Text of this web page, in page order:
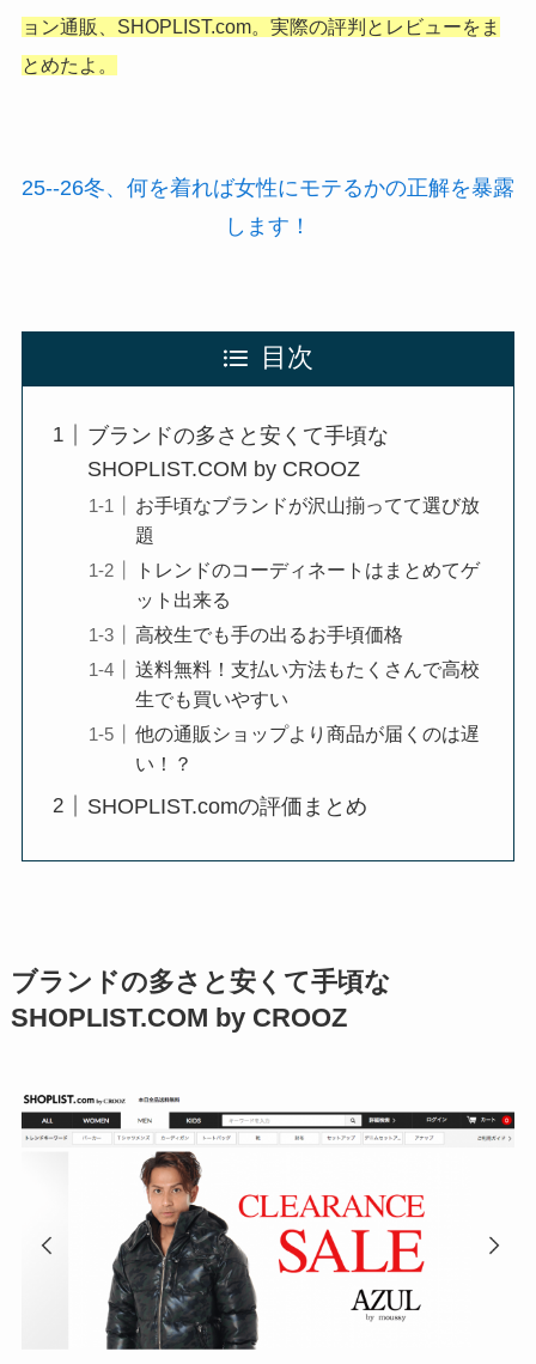
ョン通販、SHOPLIST.com。実際の評判とレビューをま
とめたよ。
25--26冬、何を着れば女性にモテるかの正解を暴露
します！
目次
ブランドの多さと安くて手頃な
SHOPLIST.COM by CROOZ
お手頃なブランドが沢山揃ってて選び放
題
トレンドのコーディネートはまとめてゲ
ット出来る
高校生でも手の出るお手頃価格
送料無料！支払い方法もたくさんで高校
生でも買いやすい
他の通販ショップより商品が届くのは遅
い！？
SHOPLIST.comの評価まとめ
ブランドの多さと安くて手頃な
SHOPLIST.COM by CROOZ